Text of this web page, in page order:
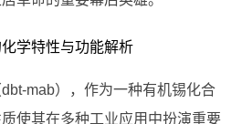
学特性与功能解析
mab），作为一种有机锡化合
使其在多种工业应用中扮演重要